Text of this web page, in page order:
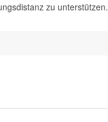
zu unterstützen.